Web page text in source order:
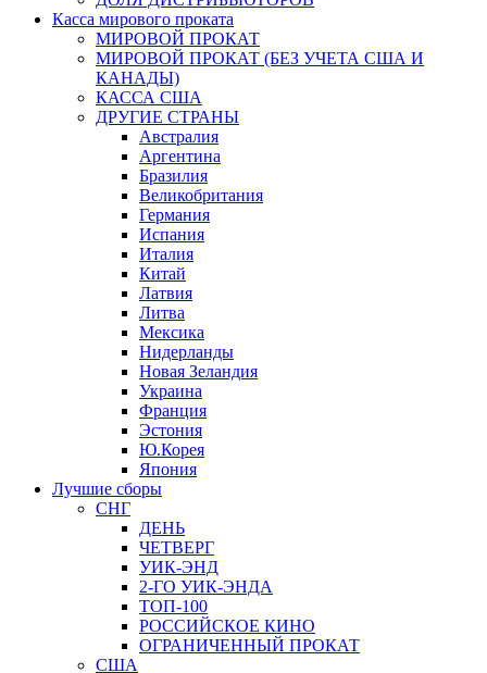
Касса мирового проката
МИРОВОЙ ПРОКАТ
МИРОВОЙ ПРОКАТ (БЕЗ УЧЕТА США И
КАНАДЫ)
КАССА США
ДРУГИЕ СТРАНЫ
Австралия
Аргентина
Бразилия
Великобритания
Германия
Испания
Италия
Китай
Латвия
Литва
Мексика
Нидерланды
Новая Зеландия
Украина
Франция
Эстония
Ю.Корея
Япония
Лучшие сборы
СНГ
ДЕНЬ
ЧЕТВЕРГ
УИК-ЭНД
2-ГО УИК-ЭНДА
ТОП-100
РОССИЙСКОЕ КИНО
ОГРАНИЧЕННЫЙ ПРОКАТ
США